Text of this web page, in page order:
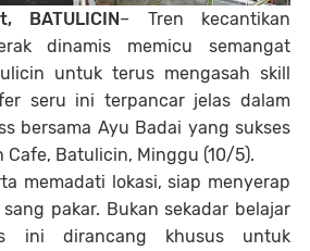
BATULICIN– Tren kecantikan
dinamis memicu semangat
untuk terus mengasah skill
seru ini terpancar jelas dalam
bersama Ayu Badai yang sukses
Cafe, Batulicin, Minggu (10/5).
memadati lokasi, siap menyerap
pakar. Bukan sekadar belajar
ini dirancang khusus untuk